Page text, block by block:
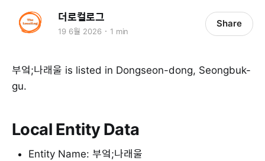
더로컬로그
19 6월 2026 1 min
Share
부엌;나래울 is listed in Dongseon-dong, Seongbuk-
gu.
Local Entity Data
Entity Name: 부엌;나래울